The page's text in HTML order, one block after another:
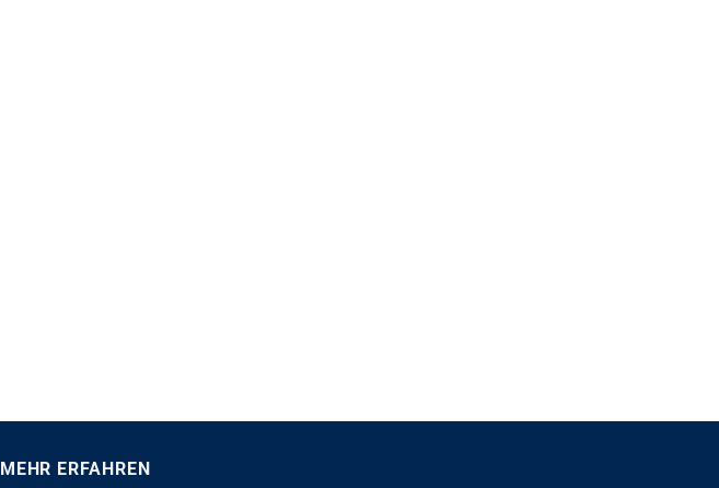
MEHR ERFAHREN